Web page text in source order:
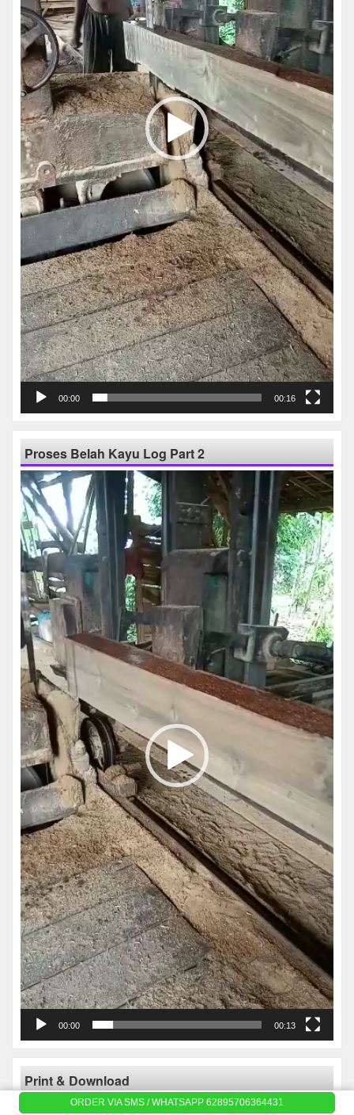
00:00 00:16
Proses Belah Kayu Log Part 2
Pemutar
Video
00:00 00:13
Print & Download
ORDER VIA SMS / WHATSAPP 62895706364431